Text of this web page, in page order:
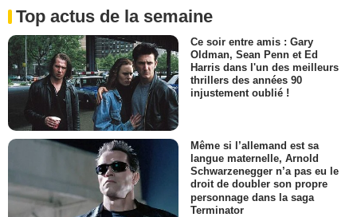
Top actus de la semaine
Ce soir entre amis : Gary
Oldman, Sean Penn et Ed
Harris dans l'un des meilleurs
thrillers des années 90
injustement oublié !
Même si l’allemand est sa
langue maternelle, Arnold
Schwarzenegger n’a pas eu le
droit de doubler son propre
personnage dans la saga
Terminator